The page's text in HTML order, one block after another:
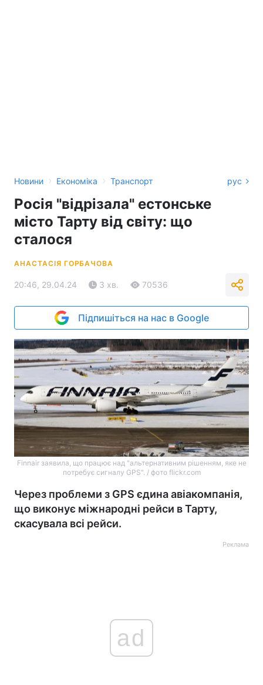
Новини › Економіка › Транспорт рус
Росія "відрізала" естонське
місто Тарту від світу: що
сталося
АНАСТАСІЯ ГОРБАЧОВА
20:46, 29.04.24 3 хв. 70536
Підпишіться на нас в Google
Finnair заявила, що працює над "альтернативним рішенням, яке не
потребує сигналу GPS". / фото flickr.com
Через проблеми з GPS єдина авіакомпанія,
що виконує міжнародні рейси в Тарту,
скасувала всі рейси.
Реклама
ad